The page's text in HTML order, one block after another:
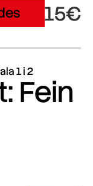
15€
1 i 2
Fein